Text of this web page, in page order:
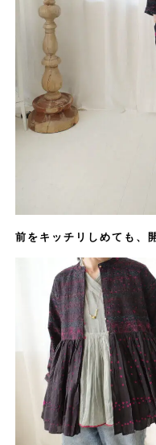
前をキッチリしめても、